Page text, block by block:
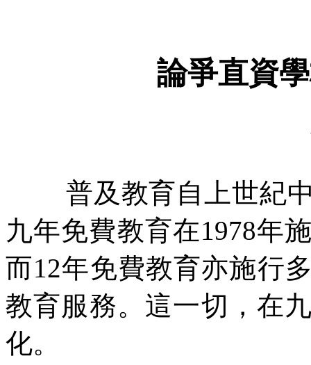
論爭直資
普及教育自上世紀
九年免費教育在1978年
而12年免費教育亦施行
教育服務。這一切，在
化。